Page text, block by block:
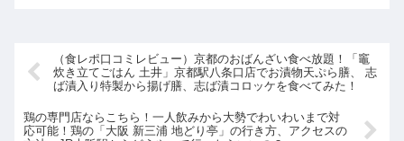
神第一ホテルグ...
無花果とブルー...
（食レポ口コミレビュー）京都のおばんざい食べ放題！「竈
炊き立てごはん 土井」京都駅八条口店でお漬物天ぷら膳、 志
ば漬入り特製から揚げ膳、志ば漬コロッケを食べてみた！
鶏の専門店ならこちら！一人飲みから大勢でわいわいまで対
応可能！鶏の「大阪 新三浦 地どり亭」の行き方、アクセスの